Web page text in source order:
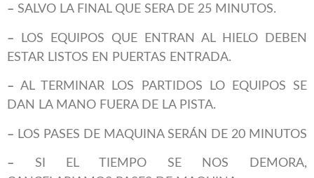
– SALVO LA FINAL QUE SERA DE 25 MINUTOS.
– LOS EQUIPOS QUE ENTRAN AL HIELO DEBEN
ESTAR LISTOS EN PUERTAS ENTRADA.
– AL TERMINAR LOS PARTIDOS LO EQUIPOS SE
DAN LA MANO FUERA DE LA PISTA.
– LOS PASES DE MAQUINA SERÁN DE 20 MINUTOS
– SI EL TIEMPO SE NOS DEMORA,